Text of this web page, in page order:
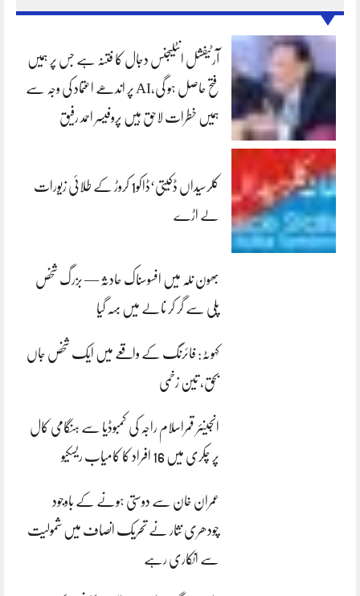
آرٹیفشل انٹلیجنس دجال کا فتنہ ہے جس پر ہمیں
فتح حاصل ہو گی،AI پر اندھے اعتماد کی وجہ سے
ہمیں خطرات لاحق ہیں پروفیسر احمد رفیق
کلرسیداں ڈکیتی‘ڈاکو1 کروڑ کے طلائی زیورات
لے اڑے
بھون نلہ میں افسوسناک حادثہ — بزرگ شخص
پلی سے گر کر نالے میں بہہ گیا
کہوٹہ: فائرنگ کے واقعے میں ایک شخص جاں
بحق، تین زخمی
انجینئر قمراسلام راجہ کی کمبوڈیا سے ہنگامی کال
پر چکری میں 16 افراد کا کامیاب ریسکیو
عمران خان سے دوستی ہونے کے باوجود
چودھری نثار نے تحریک انصاف میں شمولیت
سے انکاری رہے